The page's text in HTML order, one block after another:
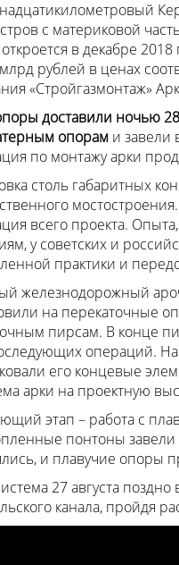
с материковой
в декабре
рублей в ценах
«Стройгазмонтаж»
доставили ночью
опорам и завели
по монтажу арки
столь габаритных
всего проекта.
у советских и
практики и
железнодорожный
на перекаточные
пирсам. В конце
операций.
его концевые
арки на проектную
этап – работа с
понтоны
и плавучие опоры
27 августа
канала, пройдя